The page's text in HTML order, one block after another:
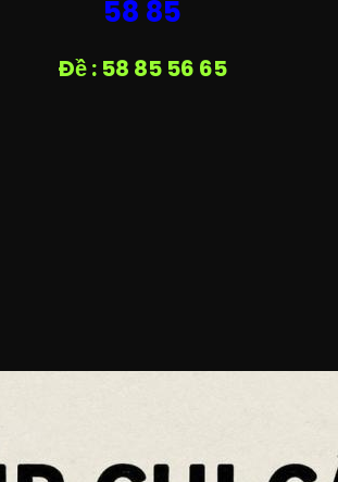
58 85
Đề : 58 85 56 65